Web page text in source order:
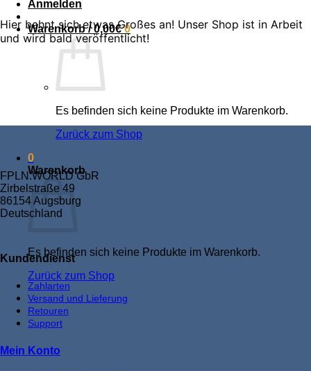
Anmelden
Warenkorb /0,00€ 0
Es befinden sich keine Produkte im Warenkorb.
Zurück zum Shop
0
Warenkorb
Es befinden sich keine Produkte im Warenkorb.
Zurück zum Shop
Hier bahnt sich etwas Großes an! Unser Shop ist in Arbeit
und wird bald veröffentlicht!
FPLN.WORLD GbR
Zirbelstraße 49
86154 Augsburg
Deutschland
Kundendienst
Zahlarten
Versand und Lieferung
Retouren
Support
Mein Konto